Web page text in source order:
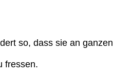
so, dass sie an ganzen
fressen.